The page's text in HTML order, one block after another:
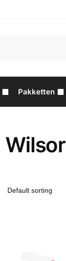
Pakketten
Wilsor